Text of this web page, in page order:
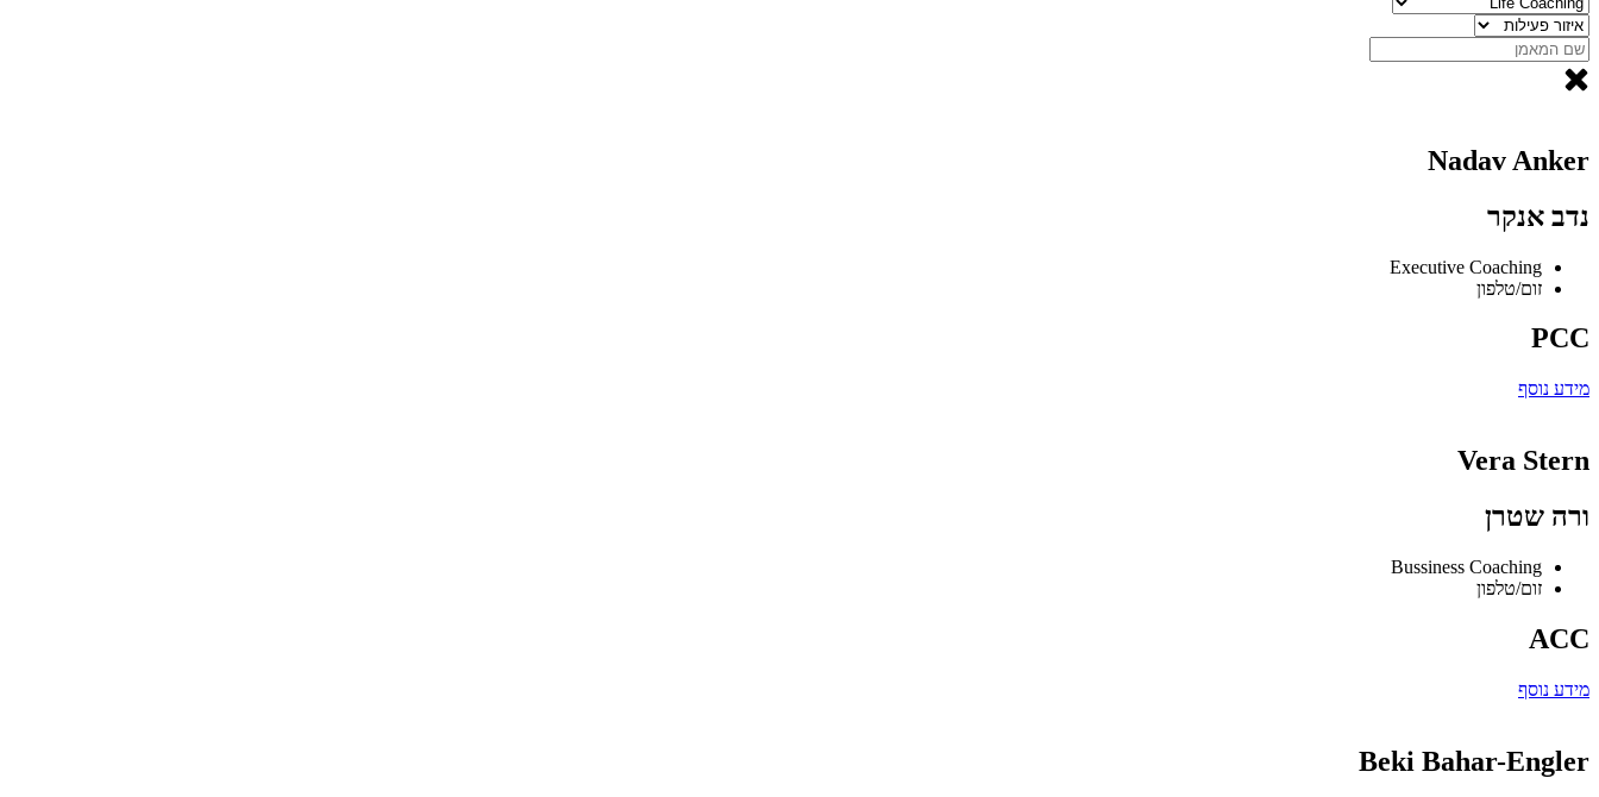
Nadav Anker
נדב אנקר
Executive Coaching
זום/טלפון
PCC
מידע נוסף
Vera Stern
ורה שטרן
Bussiness Coaching
זום/טלפון
ACC
מידע נוסף
Beki Bahar-Engler